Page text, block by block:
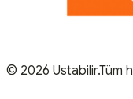
© 2026 Ustabilir.Tüm